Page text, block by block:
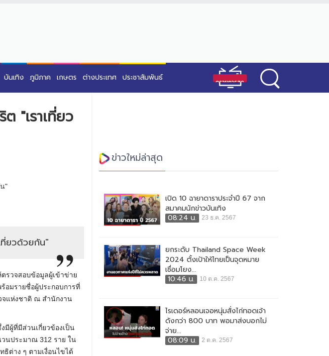
บันเทิง ภูมิภาค เกษตร ต่างประเทศ ประชาสัมพันธ์
"เราเที่ยว
ที่ยวด้วยกัน"
รวจสอบข้อมูลผู้เข้าข่าย
ร้อมรายชื่อผู้ประกอบการที่
จแห่งชาติ ณ สำนักงาน
มีผู้ที่มีส่วนเกี่ยวข้องเป็น
นประมาณ 312 ราย ใน
ต่าง ๆ ตามเงื่อนไขได้
ข่าวใหม่ล่าสุด
เปิด 10 ฉายาดาราประจำปี 67 จาก
สมาคมนักข่าวบันเทิง
08:24 น.
23 ธ.ค. 2567
ยกระดับ Thailand Space Week
2024 ตั้งเป้าให้ไทยเป็นจุดหมาย
เชื่อมโยง...
10:46 น.
10 ต.ค. 2567
ไรเดอร์หลอนเจอหนุ่มสั่งไก่ทอดเจ้า
ดังกว่า 800 บาท พอมาส่งบอกไม่
จ่าย...
08:09 น.
2 ต.ค. 2567